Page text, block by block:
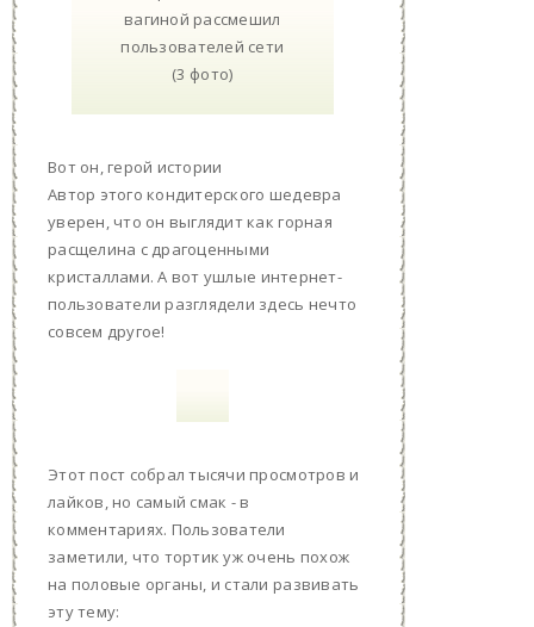
Вот он, герой истории
Автор этого кондитерского шедевра
уверен, что он выглядит как горная
расщелина с драгоценными
кристаллами. А вот ушлые интернет-
пользователи разглядели здесь нечто
совсем другое!
Этот пост собрал тысячи просмотров и
лайков, но самый смак - в
комментариях. Пользователи
заметили, что тортик уж очень похож
на половые органы, и стали развивать
эту тему: